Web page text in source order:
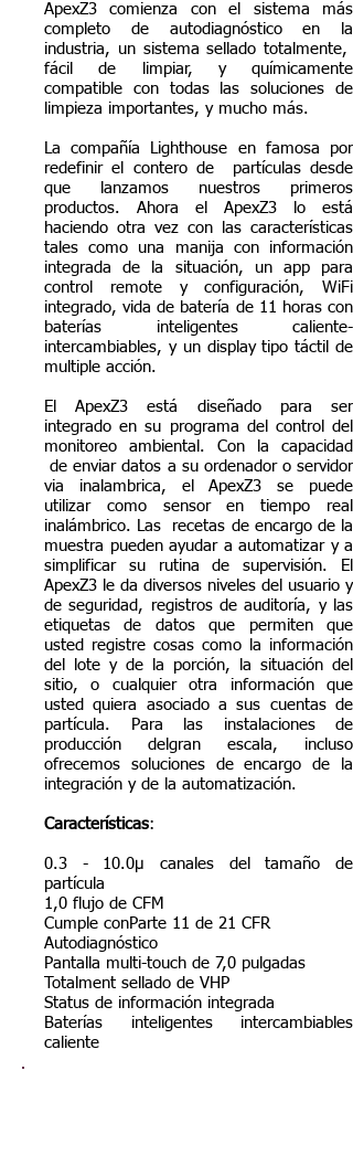
ApexZ3 comienza con el sistema más
completo de autodiagnóstico en la
industria, un sistema sellado totalmente,
fácil de limpiar, y químicamente
compatible con todas las soluciones de
limpieza importantes, y mucho más.
La compañía Lighthouse en famosa por
redefinir el contero de partículas desde
que lanzamos nuestros primeros
productos. Ahora el ApexZ3 lo está
haciendo otra vez con las características
tales como una manija con información
integrada de la situación, un app para
control remote y configuración, WiFi
integrado, vida de batería de 11 horas con
baterías inteligentes caliente-
intercambiables, y un display tipo táctil de
multiple acción.
El ApexZ3 está diseñado para ser
integrado en su programa del control del
monitoreo ambiental. Con la capacidad
de enviar datos a su ordenador o servidor
via inalambrica, el ApexZ3 se puede
utilizar como sensor en tiempo real
inalámbrico. Las recetas de encargo de la
muestra pueden ayudar a automatizar y a
simplificar su rutina de supervisión. El
ApexZ3 le da diversos niveles del usuario y
de seguridad, registros de auditoría, y las
etiquetas de datos que permiten que
usted registre cosas como la información
del lote y de la porción, la situación del
sitio, o cualquier otra información que
usted quiera asociado a sus cuentas de
partícula. Para las instalaciones de
producción delgran escala, incluso
ofrecemos soluciones de encargo de la
integración y de la automatización.
Características:
0.3 - 10.0μ canales del tamaño de
partícula
1,0 flujo de CFM
Cumple conParte 11 de 21 CFR
Autodiagnóstico
Pantalla multi-touch de 7,0 pulgadas
Totalment sellado de VHP
Status de información integrada
Baterías inteligentes intercambiables
caliente